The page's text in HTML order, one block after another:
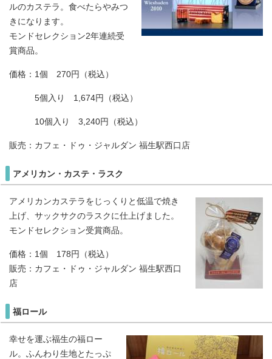
ルのカステラ。食べたらやみつ
きになります。
モンドセレクション2年連続受
賞商品。
価格：1個 270円（税込）
5個入り 1,674円（税込）
10個入り 3,240円（税込）
販売：カフェ・ドゥ・ジャルダン 福生駅西口店
アメリカン・カステ・ラスク
アメリカンカステラをじっくりと低温で焼き
上げ、サックサクのラスクに仕上げました。
モンドセレクション受賞商品。
価格：1個 178円（税込）
販売：カフェ・ドゥ・ジャルダン 福生駅西口
店
福ロール
幸せを運ぶ福生の福ロー
ル。ふんわり生地とたっぷ